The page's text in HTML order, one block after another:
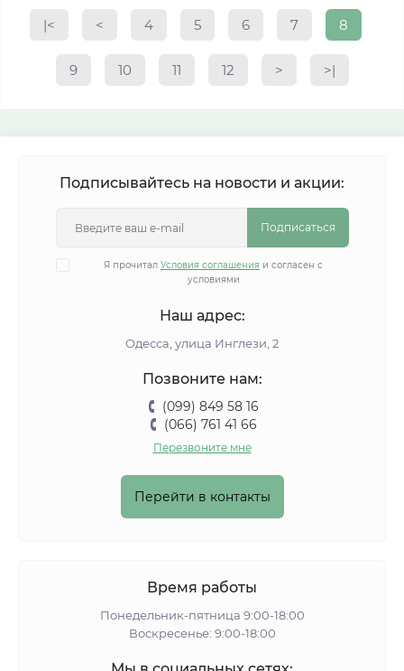
|< < 4 5 6 7 8
9 10 11 12 > >|
Подписывайтесь на новости и акции:
Подписаться
Я прочитал Условия соглашения и согласен с
условиями
Наш адрес:
Одесса, улица Инглези, 2
Позвоните нам:
(099) 849 58 16
(066) 761 41 66
Перезвоните мне
Перейти в контакты
Время работы
Понедельник-пятница 9:00-18:00
Воскресенье: 9:00-18:00